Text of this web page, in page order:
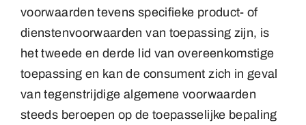
voorwaarden tevens specifieke product- of
dienstenvoorwaarden van toepassing zijn, is
het tweede en derde lid van overeenkomstige
toepassing en kan de consument zich in geval
van tegenstrijdige algemene voorwaarden
steeds beroepen op de toepasselijke bepaling